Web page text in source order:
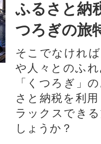
ふるさと納
つろぎの旅
そこでなけれ
や人々とのふ
「くつろぎ」
さと納税を利
ラックスでき
しょうか？